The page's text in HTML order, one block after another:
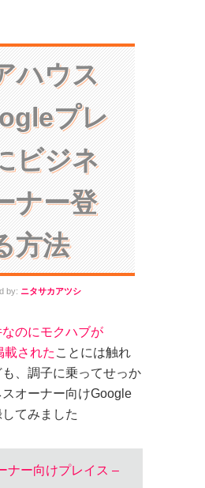
ハウス
プレ
ビジネ
ナー登
方法
by: ニタサカアツシ
のにモクハブが
載された ことには触れ
、調子に乗ってせっか
スオーナー向けGoogle
てみました
ナー向けプレイス –